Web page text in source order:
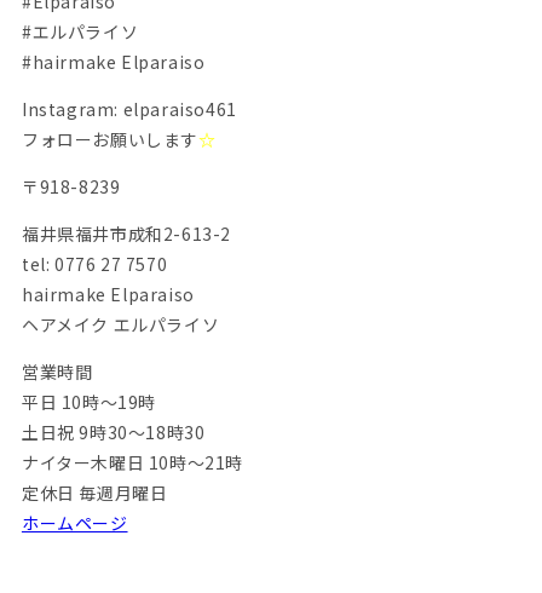
#エルパライソ
#hairmake Elparaiso
Instagram: elparaiso461
フォローお願いします☆
〒918-8239
福井県福井市成和2-613-2
tel: 0776 27 7570
hairmake Elparaiso
ヘアメイク エルパライソ
営業時間
平日 10時～19時
土日祝 9時30～18時30
ナイター木曜日 10時～21時
定休日 毎週月曜日
ホームページ